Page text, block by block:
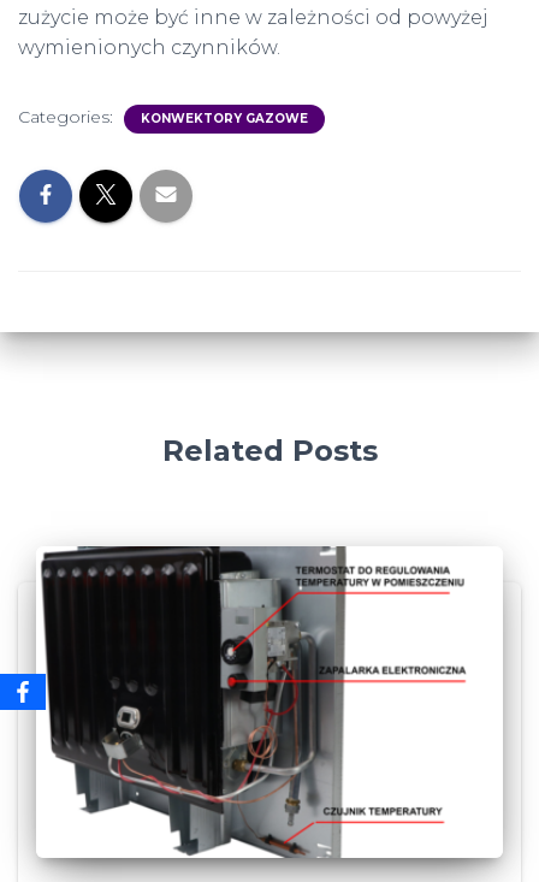
zużycie może być inne w zależności od powyżej
wymienionych czynników.
Categories: KONWEKTORY GAZOWE
Related Posts